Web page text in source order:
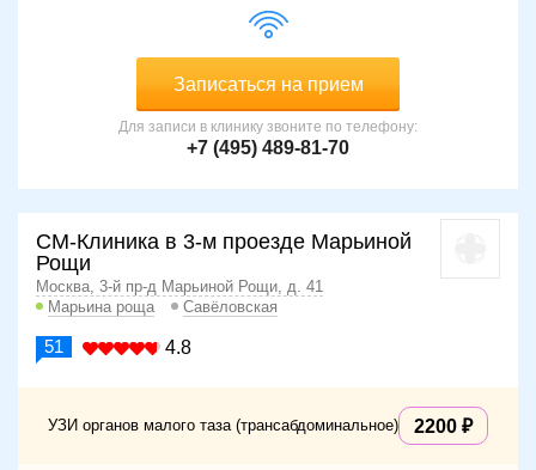
Записаться на прием
Для записи в клинику звоните по телефону:
+7 (495) 489-81-70
СМ-Клиника в 3-м проезде Марьиной
Рощи
Москва, 3-й пр-д Марьиной Рощи, д. 41
Марьина роща
Савёловская
51 4.8
УЗИ органов малого таза (трансабдоминальное) 2200